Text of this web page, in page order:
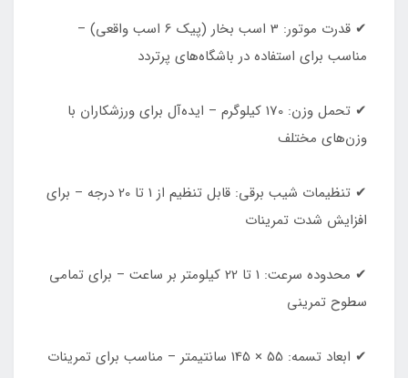
✔ قدرت موتور: 3 اسب بخار (پیک 6 اسب واقعی) –
مناسب برای استفاده در باشگاه‌های پرتردد
✔ تحمل وزن: 170 کیلوگرم – ایده‌آل برای ورزشکاران با
وزن‌های مختلف
✔ تنظیمات شیب برقی: قابل تنظیم از 1 تا 20 درجه – برای
افزایش شدت تمرینات
✔ محدوده سرعت: 1 تا 22 کیلومتر بر ساعت – برای تمامی
سطوح تمرینی
✔ ابعاد تسمه: 55 × 145 سانتیمتر – مناسب برای تمرینات